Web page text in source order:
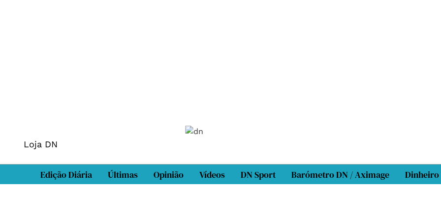
Loja DN
Edição Diária Últimas Opinião Vídeos DN Sport Barómetro DN / Aximage Dinheiro